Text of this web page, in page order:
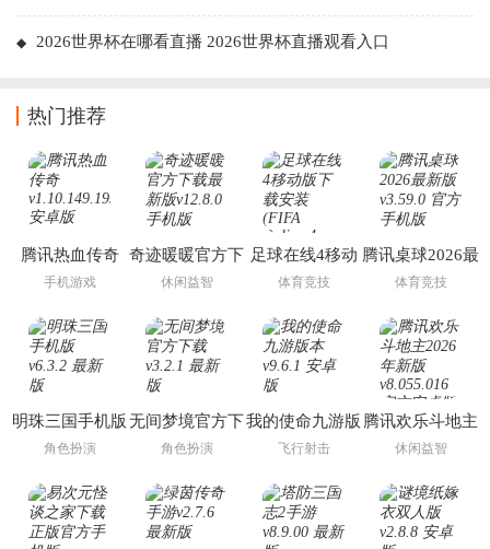
2026世界杯在哪看直播 2026世界杯直播观看入口
热门推荐
腾讯热血传奇
手机游戏
奇迹暖暖官方下
载最新版
休闲益智
足球在线4移动
版下载安装
M)
体育竞技
腾讯桌球2026最
新版
体育竞技
明珠三国手机版
角色扮演
无间梦境官方下
载
角色扮演
我的使命九游版
本
飞行射击
腾讯欢乐斗地主
2026年新版
休闲益智